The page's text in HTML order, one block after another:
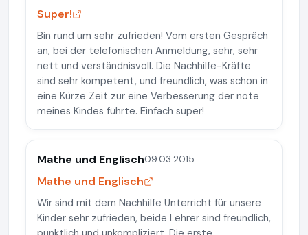
Super!
Bin rund um sehr zufrieden! Vom ersten Gespräch
an, bei der telefonischen Anmeldung, sehr, sehr
nett und verständnisvoll. Die Nachhilfe-Kräfte
sind sehr kompetent, und freundlich, was schon in
eine Kürze Zeit zur eine Verbesserung der note
meines Kindes führte. Einfach super!
Mathe und Englisch09.03.2015
Mathe und Englisch
Wir sind mit dem Nachhilfe Unterricht für unsere
Kinder sehr zufrieden, beide Lehrer sind freundlich,